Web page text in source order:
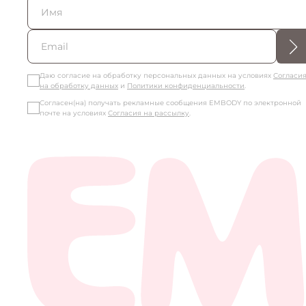
Даю согласие на обработку персональных данных на условиях Согласия
на обработку данных и Политики конфиденциальности.
Согласен(на) получать рекламные сообщения EMBODY по электронной
почте на условиях Согласия на рассылку.